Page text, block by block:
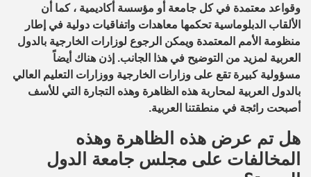
وقواعد معتمدة في كل جامعة أو مؤسسة أكاديمية ، كما أن
الألقاب الدبلوماسية تحكمها معاهدات واتفاقيات دولية في إطار
منظومة الأمم المعتمدة ويمكن الرجوع لوزارات الخارجية بالدول
العربية لمزيد من التوضيح في هذا الجانب. إذن هناك أيضاً
مسؤولية كبيرة تقع على وزارات الخارجية ووزارات التعليم العالي
بالدول العربية لمحاربة هذه الظاهرة وهذه التجارة التي للأسف
أصبحت رائجة في منطقتنا العربية.
هل تم عرض هذه الظاهرة وهذه
المخالفات على مجلس جامعة الدول